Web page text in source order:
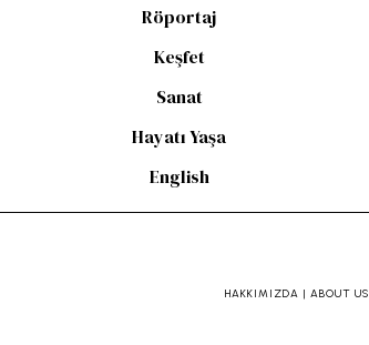
Röportaj
Keşfet
Sanat
Hayatı Yaşa
English
HAKKIMIZDA | ABOUT US